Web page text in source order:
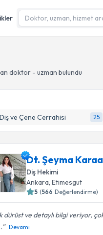
doktor - uzman bulundu
Diş ve Çene Cerrahisi 25
Dt. Şeyma
Diş Hekimi
Ankara, Etimesgut
5 (566 Değerlendirme)
dürüst ve detaylı bilgi veriyor,
Devamı